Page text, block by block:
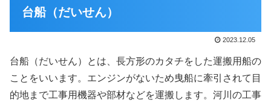
台船（だいせん）
2023.12.05
台船（だいせん）とは、長方形のカタチをした運搬用船の
ことをいいます。エンジンがないため曳船に牽引されて目
的地まで工事用機器や部材などを運搬します。河川の工事